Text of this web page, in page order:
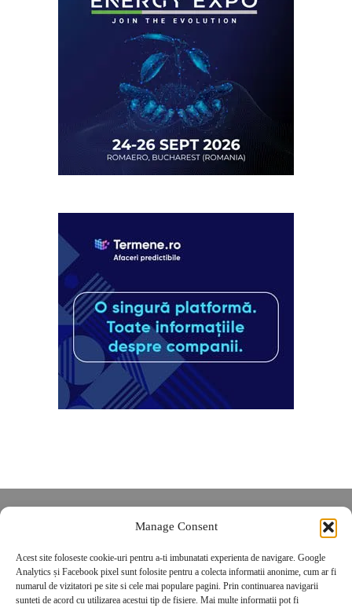
Manage Consent
Acest site foloseste cookie-uri pentru a-ti imbunatati experienta de navigare. Google
Analytics și Facebook pixel sunt folosite pentru a colecta informatii anonime, cum ar fi
numarul de vizitatori pe site si cele mai populare pagini. Prin continuarea navigarii
sunteti de acord cu utilizarea acestui tip de fisiere. Mai multe informatii pot fi
POLITICĂ DE CONFIDENȚIALITATE
Politica de cookies